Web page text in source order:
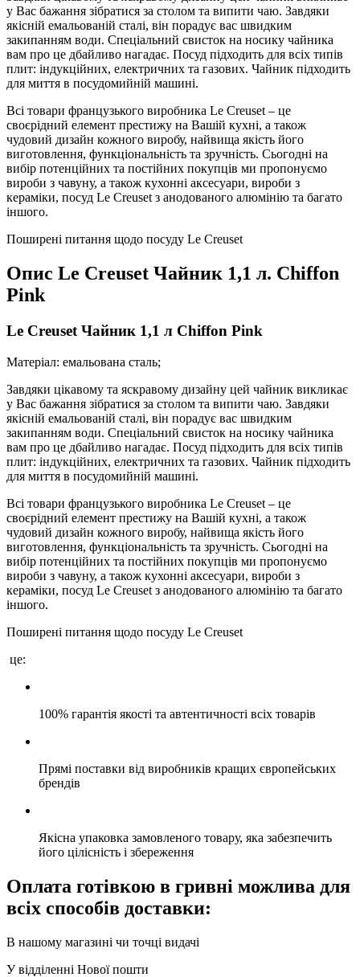
у Вас бажання зібратися за столом та випити чаю. Завдяки
якісній емальованій сталі, він порадує вас швидким
закипанням води. Спеціальний свисток на носику чайника
вам про це дбайливо нагадає. Посуд підходить для всіх типів
плит: індукційних, електричних та газових. Чайник підходить
для миття в посудомийній машині.
Всі товари французького виробника Le Creuset – це
своєрідний елемент престижу на Вашій кухні, а також
чудовий дизайн кожного виробу, найвища якість його
виготовлення, функціональність та зручність. Сьогодні на
вибір потенційних та постійних покупців ми пропонуємо
вироби з чавуну, а також кухонні аксесуари, вироби з
кераміки, посуд Le Creuset з анодованого алюмінію та багато
іншого.
Поширені питання щодо посуду Le Creuset
Опис Le Creuset Чайник 1,1 л. Chiffon
Pink
Le Creuset Чайник 1,1 л Chiffon Pink
Матеріал: емальована сталь;
Завдяки цікавому та яскравому дизайну цей чайник викликає
у Вас бажання зібратися за столом та випити чаю. Завдяки
якісній емальованій сталі, він порадує вас швидким
закипанням води. Спеціальний свисток на носику чайника
вам про це дбайливо нагадає. Посуд підходить для всіх типів
плит: індукційних, електричних та газових. Чайник підходить
для миття в посудомийній машині.
Всі товари французького виробника Le Creuset – це
своєрідний елемент престижу на Вашій кухні, а також
чудовий дизайн кожного виробу, найвища якість його
виготовлення, функціональність та зручність. Сьогодні на
вибір потенційних та постійних покупців ми пропонуємо
вироби з чавуну, а також кухонні аксесуари, вироби з
кераміки, посуд Le Creuset з анодованого алюмінію та багато
іншого.
Поширені питання щодо посуду Le Creuset
це:
100% гарантія якості та автентичності всіх товарів
Прямі поставки від виробників кращих європейських
брендів
Якісна упаковка замовленого товару, яка забезпечить
його цілісність і збереження
Оплата готівкою в гривні можлива для
всіх способів доставки:
В нашому магазині чи точці видачі
У відділенні Нової пошти